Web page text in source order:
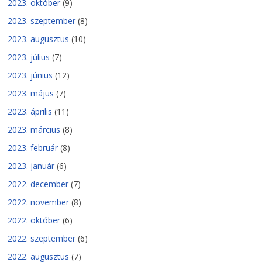
2023. október (9)
2023. szeptember (8)
2023. augusztus (10)
2023. július (7)
2023. június (12)
2023. május (7)
2023. április (11)
2023. március (8)
2023. február (8)
2023. január (6)
2022. december (7)
2022. november (8)
2022. október (6)
2022. szeptember (6)
2022. augusztus (7)